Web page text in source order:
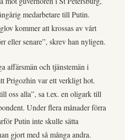
medarbetare till Putin.
kommer att krossas av vårt
eller senare”, skrev han nyligen.
affärsmän och tjänstemän i
Prigozhin var ett verkligt hot.
oss alla”, sa t.ex. en oligark till
Under flera månader förra
Putin inte skulle sätta
gjort med så många andra.